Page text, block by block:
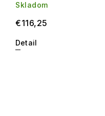
Skladom
€116,25
Detail